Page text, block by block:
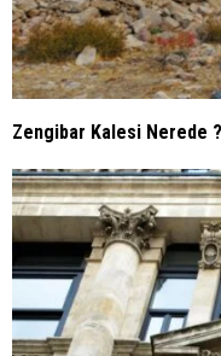
Zengibar Kalesi Nerede